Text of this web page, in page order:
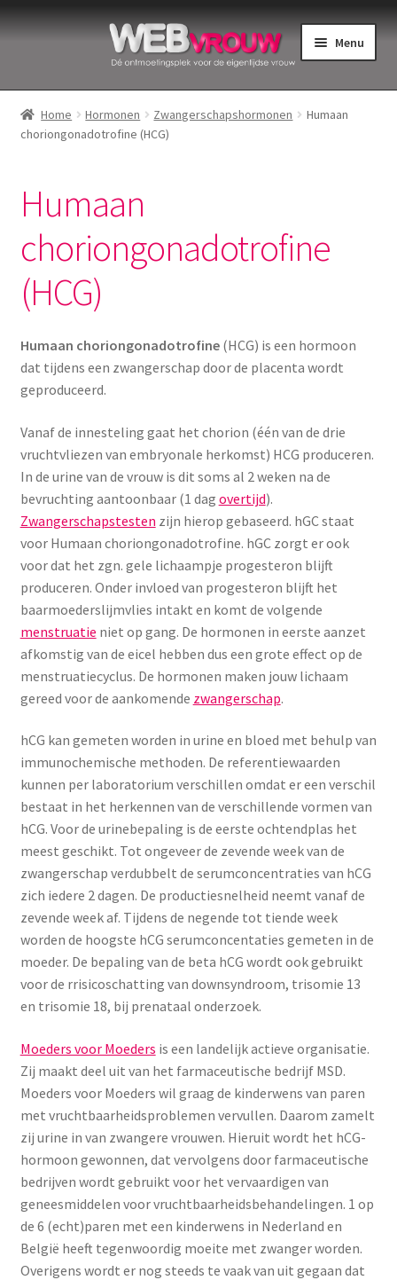
Ga
Ga
Menu
Home
Bekkenbodemspieren
Menstruatiedisks
Menstruatiecups
Menstruatiepijn
Tampons
Stimulatie, vibrators
Verzorgingsproducten
Wasbaar maandverband
Wasbare zoogcompressen
Oefenbroekjes – zindelijkheidstraining
Yoni eggs
Contact
Home Hormonen Zwangerschapshormonen
Humaan
choriongonadotrofine (HCG)
Humaan
choriongonadotrofine
(HCG)
Humaan choriongonadotrofine(HCG) is een hormoon
dat tijdens een zwangerschap door de placenta wordt
geproduceerd.
Vanaf de innesteling gaat het chorion (één van de drie
vruchtvliezen van embryonale herkomst) HCG produceren.
In de urine van de vrouw is dit soms al 2 weken na de
bevruchting aantoonbaar (1 dag overtijd).
Zwangerschapstesten zijn hierop gebaseerd. hGC staat
voor Humaan choriongonadotrofine. hGC zorgt er ook
voor dat het zgn. gele lichaampje progesteron blijft
produceren. Onder invloed van progesteron blijft het
baarmoederslijmvlies intakt en komt de volgende
menstruatie niet op gang. De hormonen in eerste aanzet
afkomstig van de eicel hebben dus een grote effect op de
menstruatiecyclus. De hormonen maken jouw lichaam
gereed voor de aankomende zwangerschap.
hCG kan gemeten worden in urine en bloed met behulp van
immunochemische methoden. De referentiewaarden
kunnen per laboratorium verschillen omdat er een verschil
bestaat in het herkennen van de verschillende vormen van
hCG. Voor de urinebepaling is de eerste ochtendplas het
meest geschikt. Tot ongeveer de zevende week van de
zwangerschap verdubbelt de serumconcentraties van hCG
zich iedere 2 dagen. De productiesnelheid neemt vanaf de
zevende week af. Tijdens de negende tot tiende week
worden de hoogste hCG serumconcentaties gemeten in de
moeder. De bepaling van de beta hCG wordt ook gebruikt
voor de rrisicoschatting van downsyndroom, trisomie 13
en trisomie 18, bij prenataal onderzoek.
Moeders voor Moeders is een landelijk actieve organisatie.
Zij maakt deel uit van het farmaceutische bedrijf MSD.
Moeders voor Moeders wil graag de kinderwens van paren
met vruchtbaarheidsproblemen vervullen. Daarom zamelt
zij urine in van zwangere vrouwen. Hieruit wordt het hCG-
hormoon gewonnen, dat vervolgens door farmaceutische
bedrijven wordt gebruikt voor het vervaardigen van
geneesmiddelen voor vruchtbaarheidsbehandelingen. 1 op
de 6 (echt)paren met een kinderwens in Nederland en
België heeft tegenwoordig moeite met zwanger worden.
Overigens wordt er nog steeds te vaak van uit gegaan dat